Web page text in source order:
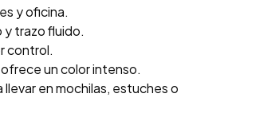
y oficina.
trazo fluido.
control.
un color intenso.
en mochilas, estuches o